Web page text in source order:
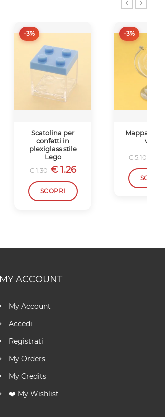
-3%
Scatolina per
confetti in
plexiglass stile
Lego
€ 1.30 € 1.26
SCOPRI
-3%
vetro
€ 5.10
MY ACCOUNT
My Account
Accedi
Registrati
My Orders
My Credits
❤️ My Wishlist